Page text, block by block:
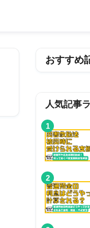
おすすめ
人気記事
1
2